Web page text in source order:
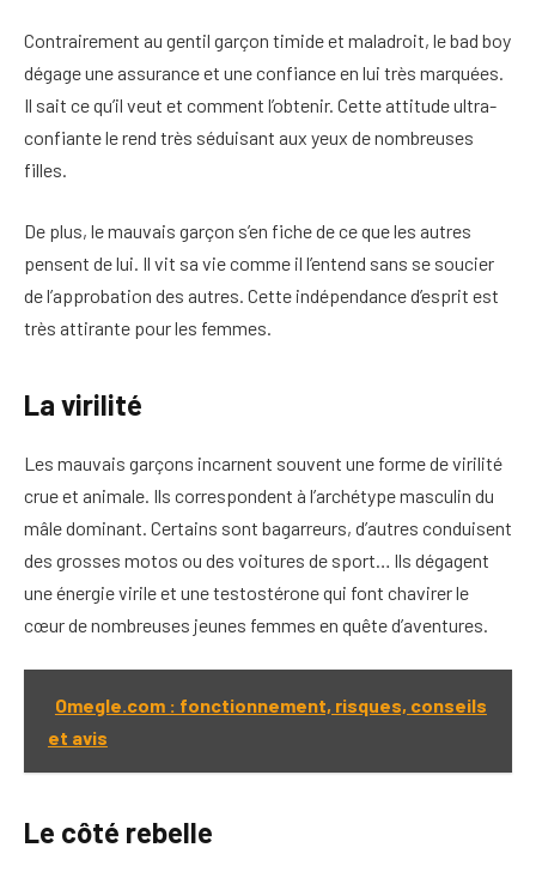
Contrairement au gentil garçon timide et maladroit, le bad boy
dégage une assurance et une confiance en lui très marquées.
Il sait ce qu’il veut et comment l’obtenir. Cette attitude ultra-
confiante le rend très séduisant aux yeux de nombreuses
filles.
De plus, le mauvais garçon s’en fiche de ce que les autres
pensent de lui. Il vit sa vie comme il l’entend sans se soucier
de l’approbation des autres. Cette indépendance d’esprit est
très attirante pour les femmes.
La virilité
Les mauvais garçons incarnent souvent une forme de virilité
crue et animale. Ils correspondent à l’archétype masculin du
mâle dominant. Certains sont bagarreurs, d’autres conduisent
des grosses motos ou des voitures de sport… Ils dégagent
une énergie virile et une testostérone qui font chavirer le
cœur de nombreuses jeunes femmes en quête d’aventures.
Omegle.com : fonctionnement, risques, conseils
et avis
Le côté rebelle